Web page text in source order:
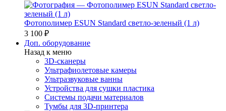
Фотополимер ESUN Standard светло-зеленый (1 л)
3 100 ₽
Доп. оборудование
Назад к меню
3D-сканеры
Ультрафиолетовые камеры
Ультразвуковые ванны
Устройства для сушки пластика
Системы подачи материалов
Тумбы для 3D-принтера